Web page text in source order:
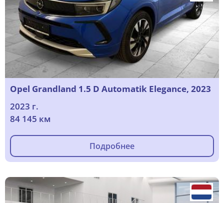
Opel Grandland 1.5 D Automatik Elegance, 2023
2023 г.
84 145 км
Подробнее